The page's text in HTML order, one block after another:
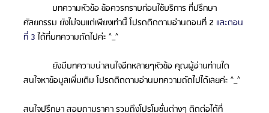
บทความหัวข้อ ข้อควรทราบก่อนใช้บริการ ที่ปรึกษา
ศัลยกรรม ยังไม่จบแต่เพียงเท่านี้ โปรดติดตามอ่านตอนที่ 2 และตอน
ที่ 3 ได้ที่บทความถัดไปค่ะ ^_^
ยังมีบทความน่าสนใจอีกหลายๆหัวข้อ คุณผู้อ่านท่านใด
สนใจหาข้อมูลเพิ่มเติม โปรดติดตามอ่านบทความถัดไปได้เลยค่ะ ^_^
สนใจปรึกษา สอบถามราคา รวมถึงโปรโมชั่นต่างๆ ติดต่อได้ที่